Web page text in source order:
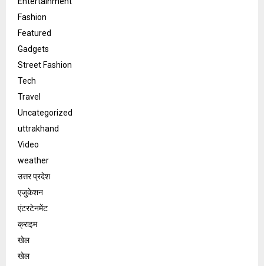
Fashion
Featured
Gadgets
Street Fashion
Tech
Travel
Uncategorized
uttrakhand
Video
weather
उत्तर प्रदेश
एजुकेशन
एंटरटेनमेंट
क्राइम
खेल
खेल